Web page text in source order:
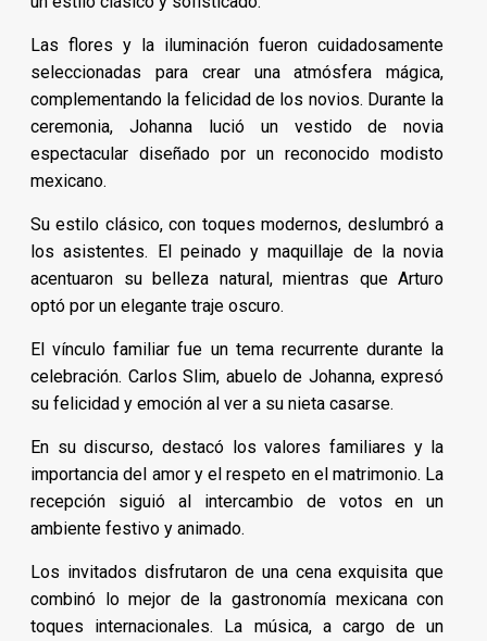
Las flores y la iluminación fueron cuidadosamente
seleccionadas para crear una atmósfera mágica,
complementando la felicidad de los novios. Durante la
ceremonia, Johanna lució un vestido de novia
espectacular diseñado por un reconocido modisto
mexicano.
Su estilo clásico, con toques modernos, deslumbró a
los asistentes. El peinado y maquillaje de la novia
acentuaron su belleza natural, mientras que Arturo
optó por un elegante traje oscuro.
El vínculo familiar fue un tema recurrente durante la
celebración. Carlos Slim, abuelo de Johanna, expresó
su felicidad y emoción al ver a su nieta casarse.
En su discurso, destacó los valores familiares y la
importancia del amor y el respeto en el matrimonio. La
recepción siguió al intercambio de votos en un
ambiente festivo y animado.
Los invitados disfrutaron de una cena exquisita que
combinó lo mejor de la gastronomía mexicana con
toques internacionales. La música, a cargo de un